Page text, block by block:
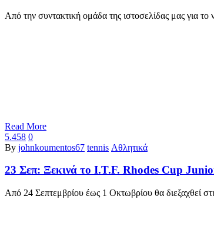
Από την συντακτική ομάδα της ιστοσελίδας μας για
Read More
5.458 0
By johnkoumentos67 tennis Αθλητικά
23 Σεπ: Ξεκινά το I.T.F. Rhodes Cup
Από 24 Σεπτεμβρίου έως 1 Οκτωβρίου θα διεξαχθεί